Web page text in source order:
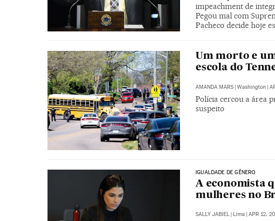
impeachment de
Pegou mal com
Pacheco decide hoje
Um morto e
escola do
AMANDA MARS Washington
Polícia cercou a área
suspeito
IGUALDADE DE GÊNERO
A economista
mulheres no
SALLY JABIEL Lima APR 12,